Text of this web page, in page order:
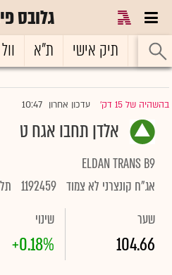
גלובס
ראשי תיק אישי ת"א
בהשהיה של 15 דק' |עדכון אחרון 10:47
אלדן תחבו אגח ט
ELDAN TRANS B9
אג"ח קונצרני לא צמוד 1192459
שער
104.66
שינוי
+0.18%